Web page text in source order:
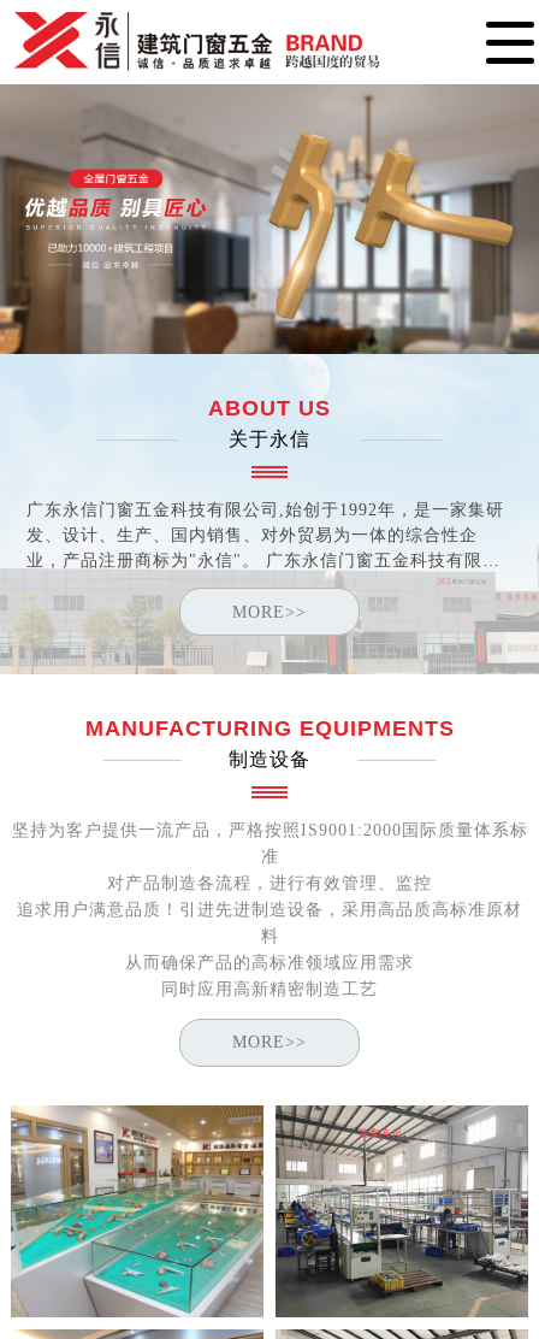
ABOUT US
关于永信
广东永信门窗五金科技有限公司,始创于1992年，是一家集研
发、设计、生产、国内销售、对外贸易为一体的综合性企
业，产品注册商标为"永信"。 广东永信门窗五金科技有限公
司于2005年取得"中国建筑金属结构协会"会员资格，于2006
年荣获"中国优秀绿色产品"证书及"中国消费者信得过产品"称
号。公司于2007年通过ISO9001:2000认证。2010年公司在肇
庆国家高新工业园区内建立规模宏大的铝门窗五金配件研发
MORE>>
MANUFACTURING EQUIPMENTS
制造设备
坚持为客户提供一流产品，严格按照IS9001:2000国际质量体系标
准
对产品制造各流程，进行有效管理、监控
追求用户满意品质！引进先进制造设备，采用高品质高标准原材
料
从而确保产品的高标准领域应用需求
同时应用高新精密制造工艺
MORE>>